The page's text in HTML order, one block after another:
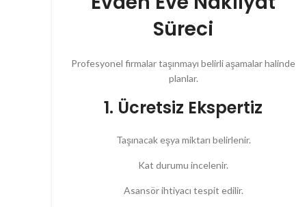
Süreci
Profesyonel firmalar taşınmayı belirli aşamalar halinde
planlar.
1. Ücretsiz Ekspertiz
Taşınacak eşya miktarı belirlenir.
Kat durumu incelenir.
Asansör ihtiyacı tespit edilir.